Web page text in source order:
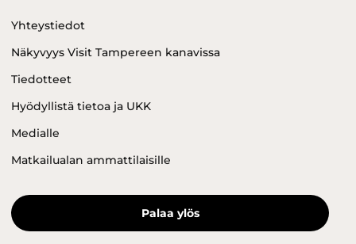
Yhteystiedot
Näkyvyys Visit Tampereen kanavissa
Tiedotteet
Hyödyllistä tietoa ja UKK
Medialle
Matkailualan ammattilaisille
Palaa ylös